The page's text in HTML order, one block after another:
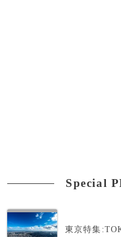
Special
東京特集